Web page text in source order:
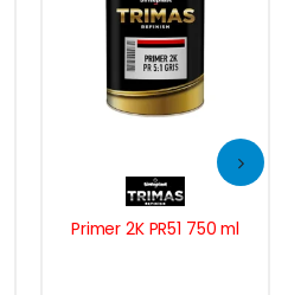
Primer 2K PR51 750 ml